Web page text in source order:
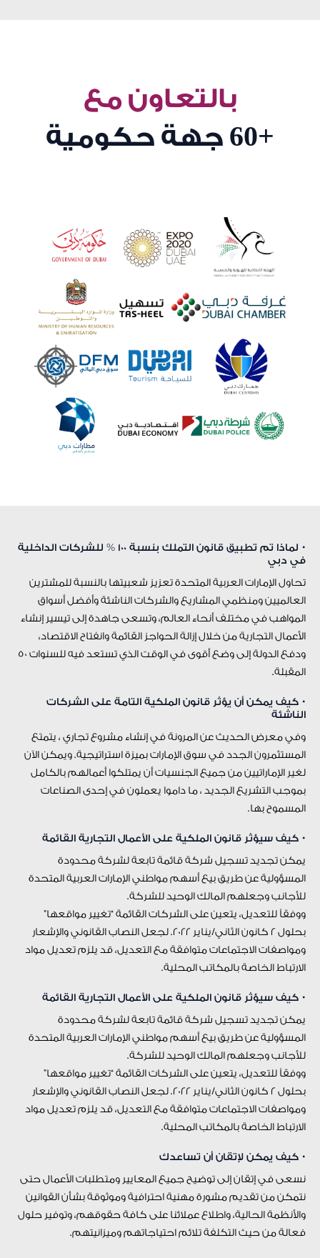
بالتعاون مع
+60 جهة حكومية
• لماذا تم تطبيق قانون التملك بنسبة 100 % للشركات الداخلية
في دبي
تحاول الإمارات العربية المتحدة تعزيز شعبيتها بالنسبة للمشترين
العالميين ومنظمي المشاريع والشركات الناشئة وأفضل أسواق
المواهب في مختلف أنحاء العالم، وتسعى جاهدة إلى تيسير إنشاء
الأعمال التجارية من خلال إزالة الحواجز القائمة وانفتاح الاقتصاد،
ودفع الدولة إلى وضع أقوى في الوقت الذي تستعد فيه للسنوات 50
المقبلة.
• كيف يمكن أن يؤثر قانون الملكية التامة على الشركات
الناشئة
وفي معرض الحديث عن المرونة في إنشاء مشروع تجاري ، يتمتع
المستثمرون الجدد في سوق الإمارات بميزة استراتيجية. ويمكن الآن
لغير الإماراتيين من جميع الجنسيات أن يمتلكوا أعمالهم بالكامل
بموجب التشريع الجديد ، ما داموا يعملون في إحدى الصناعات
المسموح بها.
• كيف سيؤثر قانون الملكية على الأعمال التجارية القائمة
يمكن تجديد تسجيل شركة قائمة تابعة لشركة محدودة
المسؤولية عن طريق بيع أسهم مواطني الإمارات العربية المتحدة
للأجانب وجعلهم المالك الوحيد للشركة.
ووفقاً للتعديل، يتعين على الشركات القائمة “تغيير مواقعها”
بحلول 2 كانون الثاني/يناير 2022. لجعل النصاب القانوني والإشعار
ومواصفات الاجتماعات متوافقة مع التعديل، قد يلزم تعديل مواد
الارتباط الخاصة بالمكاتب المحلية.
• كيف سيؤثر قانون الملكية على الأعمال التجارية القائمة
يمكن تجديد تسجيل شركة قائمة تابعة لشركة محدودة
المسؤولية عن طريق بيع أسهم مواطني الإمارات العربية المتحدة
للأجانب وجعلهم المالك الوحيد للشركة.
ووفقاً للتعديل، يتعين على الشركات القائمة “تغيير مواقعها”
بحلول 2 كانون الثاني/يناير 2022. لجعل النصاب القانوني والإشعار
ومواصفات الاجتماعات متوافقة مع التعديل، قد يلزم تعديل مواد
الارتباط الخاصة بالمكاتب المحلية.
• كيف يمكن لإتقان أن تساعدك
نسعى في إتقان إلى توضيح جميع المعايير ومتطلبات الأعمال حتى
نتمكن من تقديم مشورة مهنية احترافية وموثوقة بشأن القوانين
والأنظمة الحالية، واطلاع عملائنا على كافة حقوقهم، وتوفير حلول
فعالة من حيث التكلفة تلائم احتياجاتهم وميزانيتهم.